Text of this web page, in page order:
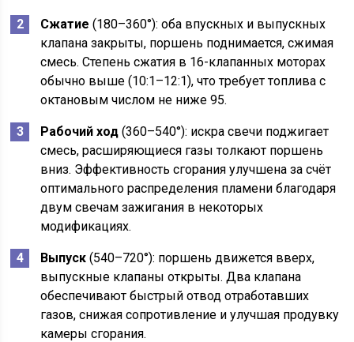
Сжатие (180–360°): оба впускных и выпускных
клапана закрыты, поршень поднимается, сжимая
смесь. Степень сжатия в 16-клапанных моторах
обычно выше (10:1–12:1), что требует топлива с
октановым числом не ниже 95.
Рабочий ход (360–540°): искра свечи поджигает
смесь, расширяющиеся газы толкают поршень
вниз. Эффективность сгорания улучшена за счёт
оптимального распределения пламени благодаря
двум свечам зажигания в некоторых
модификациях.
Выпуск (540–720°): поршень движется вверх,
выпускные клапаны открыты. Два клапана
обеспечивают быстрый отвод отработавших
газов, снижая сопротивление и улучшая продувку
камеры сгорания.